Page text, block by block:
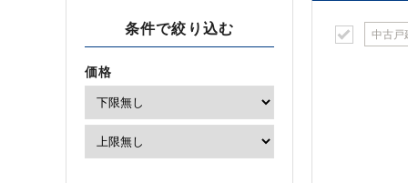
条件で絞り込む
価格
中古戸